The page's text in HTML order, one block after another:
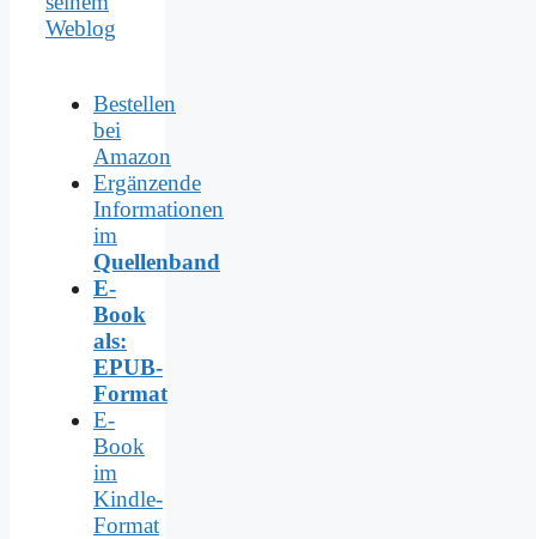
Weblog
Bestellen
bei
Amazon
Ergänzende
Informationen
im
Quellenband
E-
Book
als:
EPUB-
Format
E-
Book
im
Kindle-
Format